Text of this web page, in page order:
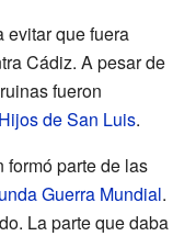
evitar que fuera
Cádiz. A pesar de
fueron
de San Luis.
formó parte de las
Guerra Mundial.
La parte que daba